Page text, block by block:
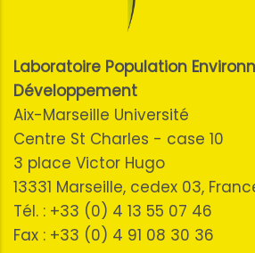
Laboratoire Population
Développement
Aix-Marseille Université
Centre St Charles - case 10
3 place Victor Hugo
13331 Marseille, cedex 03,
Tél. : +33 (0) 4 13 55 07 46
Fax : +33 (0) 4 91 08 30 36